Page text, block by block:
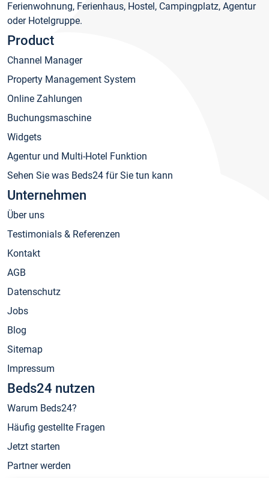
Ferienwohnung, Ferienhaus, Hostel, Campingplatz, Agentur
oder Hotelgruppe.
Product
Channel Manager
Property Management System
Online Zahlungen
Buchungsmaschine
Widgets
Agentur und Multi-Hotel Funktion
Sehen Sie was Beds24 für Sie tun kann
Unternehmen
Über uns
Testimonials & Referenzen
Kontakt
AGB
Datenschutz
Jobs
Blog
Sitemap
Impressum
Beds24 nutzen
Warum Beds24?
Häufig gestellte Fragen
Jetzt starten
Partner werden